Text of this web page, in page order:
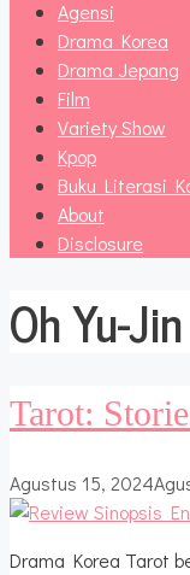
Agensi
Drama Korea
Drama Jepang
Film
Variety Show
Kpop
Buku Literasi
About
Disclosure
Oh Yu-Jin
Tarot:
Agustus 15, 2024
Drama Korea Tarot